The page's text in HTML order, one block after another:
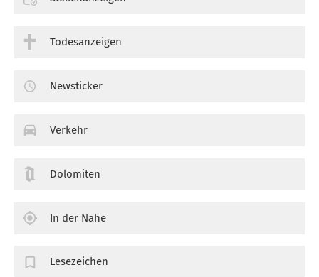
Todesanzeigen
Newsticker
Verkehr
Dolomiten
In der Nähe
Lesezeichen